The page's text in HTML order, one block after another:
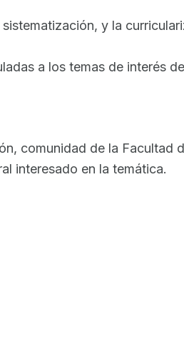
y la
a los temas de interés
comunidad de la Facultad
interesado en la temática.